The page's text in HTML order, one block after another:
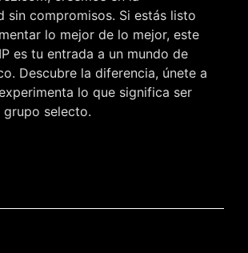
sin compromisos. Si estás listo
lo mejor de lo mejor, este
es tu entrada a un mundo de
Descubre la diferencia, únete a
lo que significa ser
selecto.